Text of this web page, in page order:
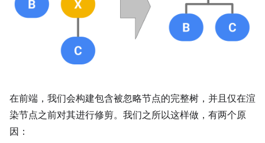
在前端，我们会构建包含被忽略节点的完整树，并且仅在渲
染节点之前对其进行修剪。我们之所以这样做，有两个原
因：